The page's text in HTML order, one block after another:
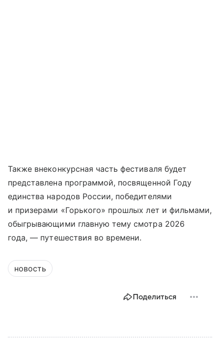
Также внеконкурсная часть фестиваля будет
представлена программой, посвященной Году
единства народов России, победителями
и призерами «Горького» прошлых лет и фильмами,
обыгрывающими главную тему смотра 2026
года, — путешествия во времени.
новость
Поделиться